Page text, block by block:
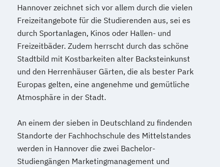
Hannover zeichnet sich vor allem durch die vielen
Freizeitangebote für die Studierenden aus, sei es
durch Sportanlagen, Kinos oder Hallen- und
Freizeitbäder. Zudem herrscht durch das schöne
Stadtbild mit Kostbarkeiten alter Backsteinkunst
und den Herrenhäuser Gärten, die als bester Park
Europas gelten, eine angenehme und gemütliche
Atmosphäre in der Stadt.
An einem der sieben in Deutschland zu findenden
Standorte der Fachhochschule des Mittelstandes
werden in Hannover die zwei Bachelor-
Studiengängen Marketingmanagement und